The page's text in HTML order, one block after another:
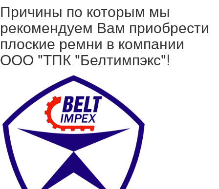
Причины по которым мы
рекомендуем Вам приобрести
плоские ремни в компании
ООО "ТПК "Белтимпэкс"!